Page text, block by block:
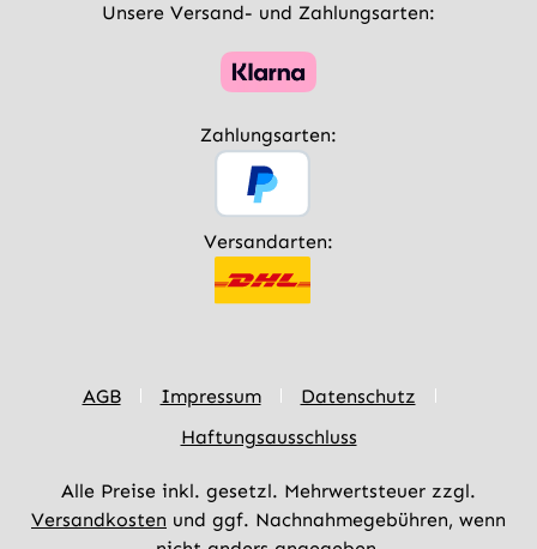
Unsere Versand- und Zahlungsarten:
Zahlungsarten:
Versandarten:
AGB Impressum
Datenschutz
Haftungsausschluss
Alle Preise inkl. gesetzl. Mehrwertsteuer zzgl.
Versandkosten und ggf. Nachnahmegebühren, wenn